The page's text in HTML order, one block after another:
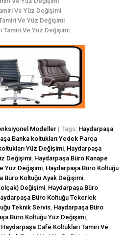
Ve Yüz Değişimi
Ve Yüz Değişimi
Tamiri Ve Yüz Değişimi
Modeller | Tags: Haydarpaşa
Banka koltukları Yedek Parça
Yüz Değişimi, Haydarpaşa
Değişimi, Haydarpaşa Büro Kanape
Yüz Değişimi, Haydarpaşa Büro Koltuğu
Büro Koltuğu Ayak Değişimi,
Değişimi, Haydarpaşa Büro
Büro Koltuğu Tekerlek
Teknik Servis, Haydarpaşa Büro
Büro Koltuğu Yüz Değişimi,
Haydarpaşa Cafe Koltukları Tamiri Ve